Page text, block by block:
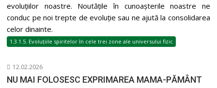
evoluțiilor noastre. Noutățile în cunoașterile noastre ne
conduc pe noi trepte de evoluție sau ne ajută la consolidarea
celor dinainte.
1.3.1.5. Evoluțiile spiritelor în cele trei zone ale universului fizic
12.02.2026
NU MAI FOLOSESC EXPRIMAREA MAMA-PĂMÂNT